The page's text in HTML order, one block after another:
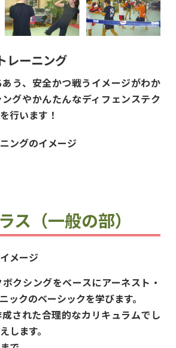
レーニング
う、安全かつ戦うイメージがわか
グやかんたんなディフェンステク
行います！
ス（一般の部）
クシングをベースにアーネスト・
ックのベーシックを学びます。
された合理的なカリキュラムでし
します。